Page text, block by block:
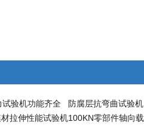
验机功能齐全
防腐层抗弯曲试验机
拉伸性能试验机